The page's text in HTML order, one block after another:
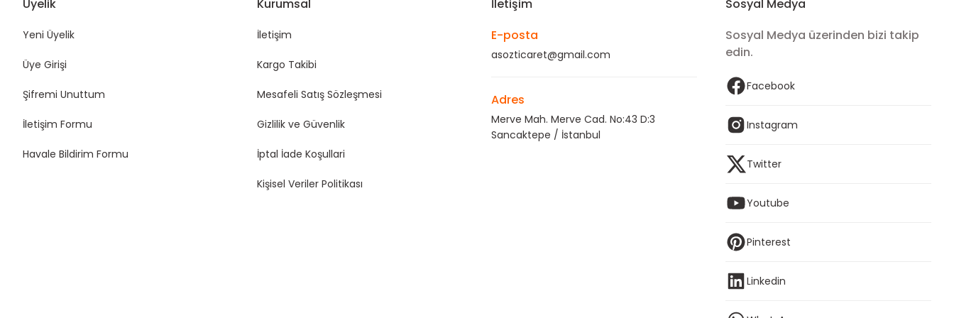
Üyelik
Yeni Üyelik
Üye Girişi
Şifremi Unuttum
İletişim Formu
Havale Bildirim Formu
Kurumsal
İletişim
Kargo Takibi
Mesafeli Satış Sözleşmesi
Gizlilik ve Güvenlik
İptal İade Koşullari
Kişisel Veriler Politikası
İletişim
E-posta
asozticaret@gmail.com
Adres
Merve Mah. Merve Cad. No:43 D:3
Sancaktepe / İstanbul
Sosyal Medya
Sosyal Medya üzerinden bizi takip
edin.
Facebook
Instagram
Twitter
Youtube
Pinterest
Linkedin